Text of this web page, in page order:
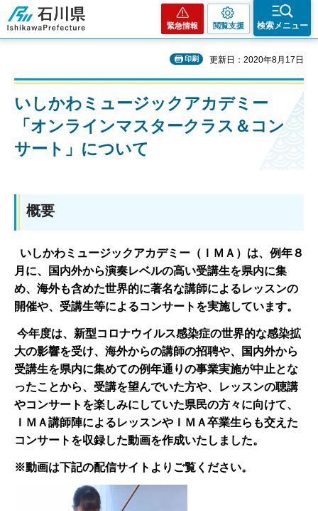
石川県
緊急情報 閲覧支援 検索メニュー
印刷 更新日：2020年8月17日
いしかわミュージックアカデミー
「オンラインマスタークラス＆コン
サート」について
概要
いしかわミュージックアカデミー（ＩＭＡ）は、例年８
月に、国内外から演奏レベルの高い受講生を県内に集
め、海外も含めた世界的に著名な講師によるレッスンの
開催や、受講生等によるコンサートを実施しています。
今年度は、新型コロナウイルス感染症の世界的な感染拡
大の影響を受け、海外からの講師の招聘や、国内外から
受講生を県内に集めての例年通りの事業実施が中止とな
ったことから、受講を望んでいた方や、レッスンの聴講
やコンサートを楽しみにしていた県民の方々に向けて、
ＩＭＡ講師陣によるレッスンやＩＭＡ卒業生らも交えた
コンサートを収録した動画を作成いたしました。
※動画は下記の配信サイトよりご覧ください。